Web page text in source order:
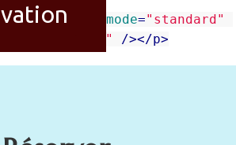
experience mode="standard"
" /></p>